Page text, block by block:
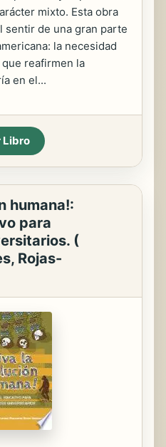
mixto. Esta obra
sentir de una gran parte
la necesidad
reafirmen la
en el...
Libro
humana!:
para
(
Rojas-